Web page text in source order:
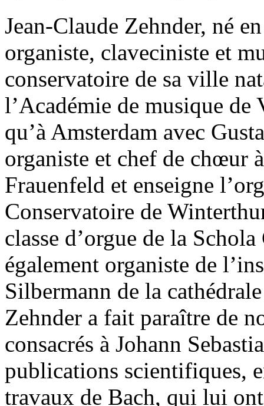
Jean-Claude Zehnder, né
organiste, claveciniste et
conservatoire de sa ville
l’Académie de musique
qu’à Amsterdam avec
organiste et chef de chœur
Frauenfeld et enseigne
Conservatoire de
classe d’orgue de la
également organiste de
Silbermann de la
Zehnder a fait paraître de
consacrés à Johann
publications scientifiques,
travaux de Bach, qui lui